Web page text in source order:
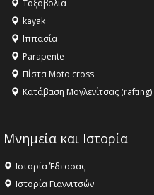
Τοξοβολία
kayak
Ιππασία
Parapente
Πίστα Moto cross
Κατάβαση Μογλενίτσας (rafting)
Μνημεία και Ιστορία
Ιστορία Έδεσσας
Ιστορία Γιαννιτσών